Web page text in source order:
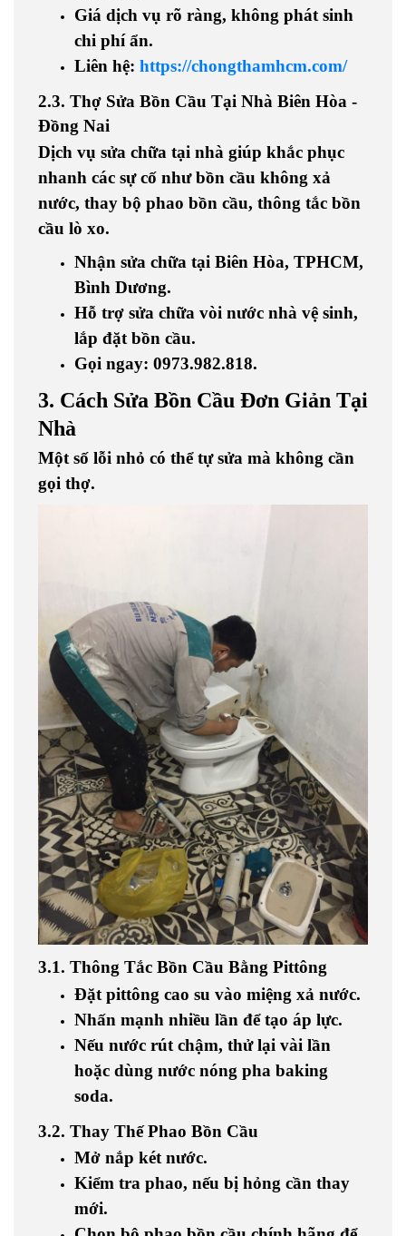
Giá dịch vụ rõ ràng, không phát sinh
chi phí ẩn.
Liên hệ: https://chongthamhcm.com/
2.3. Thợ Sửa Bồn Cầu Tại Nhà Biên Hòa -
Đồng Nai
Dịch vụ sửa chữa tại nhà giúp khắc phục
nhanh các sự cố nhưbồn cầu không xả
nước, thay bộ phao bồn cầu, thông tắc bồn
cầu lò xo.
Nhận sửa chữa tại Biên Hòa, TPHCM,
Bình Dương.
Hỗ trợ sửa chữa vòi nước nhà vệ sinh,
lắp đặt bồn cầu.
Gọi ngay: 0973.982.818.
3. Cách Sửa Bồn Cầu Đơn Giản Tại
Nhà
Một số lỗi nhỏ có thể tự sửa mà không cần
gọi thợ.
3.1. Thông Tắc Bồn Cầu Bằng Pittông
Đặt pittông cao su vào miệng xả nước.
Nhấn mạnh nhiều lần để tạo áp lực.
Nếu nước rút chậm, thử lại vài lần
hoặc dùng nước nóng pha baking
soda.
3.2. Thay Thế Phao Bồn Cầu
Mở nắp két nước.
Kiểm tra phao, nếu bị hỏng cần thay
mới.